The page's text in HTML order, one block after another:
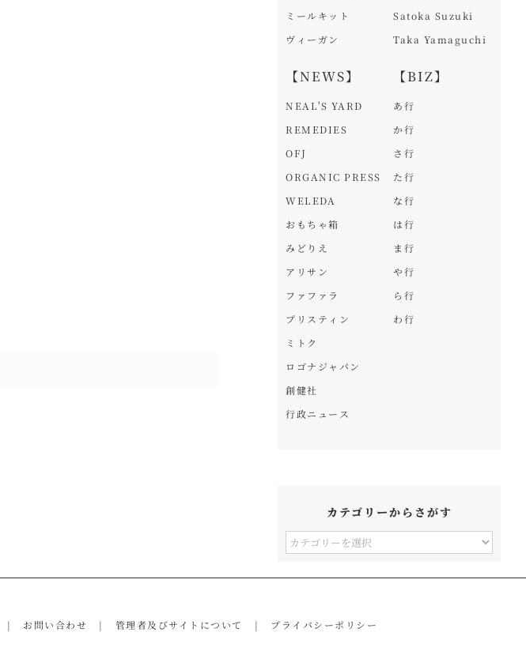
ミールキット
ヴィーガン
【NEWS】
NEAL'S YARD
REMEDIES
OFJ
ORGANIC PRESS
WELEDA
おもちゃ箱
みどりえ
アリサン
ファファラ
プリスティン
ミトク
ロゴナジャパン
創健社
行政ニュース
Satoka Suzuki
Taka Yamaguchi
【BIZ】
あ行
か行
さ行
た行
な行
は行
ま行
や行
ら行
わ行
カテゴリーからさがす
カ
ー
お問い合わせ 管理者及びサイトについて プライバシーポリシー